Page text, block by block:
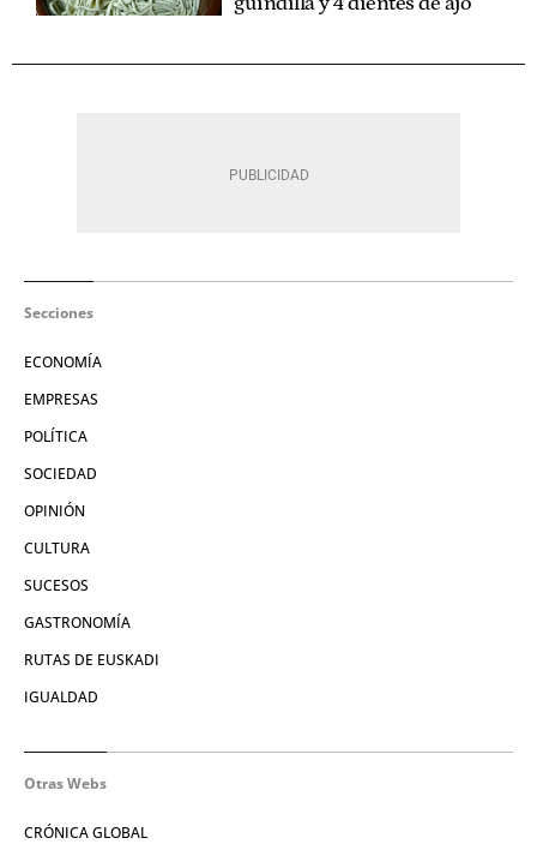
Secciones
ECONOMÍA
EMPRESAS
POLÍTICA
SOCIEDAD
OPINIÓN
CULTURA
SUCESOS
GASTRONOMÍA
RUTAS DE EUSKADI
IGUALDAD
Otras Webs
CRÓNICA GLOBAL